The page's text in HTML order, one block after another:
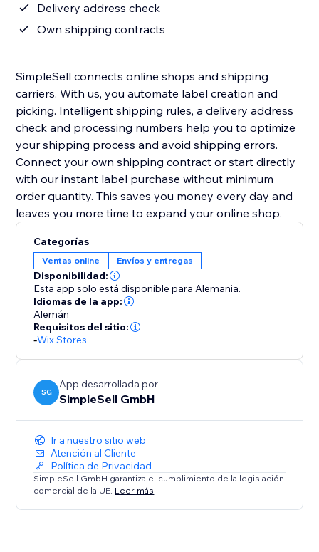
Delivery address check
Own shipping contracts
SimpleSell connects online shops and shipping
carriers. With us, you automate label creation and
picking. Intelligent shipping rules, a delivery address
check and processing numbers help you to optimize
your shipping process and avoid shipping errors.
Connect your own shipping contract or start directly
with our instant label purchase without minimum
order quantity. This saves you money every day and
leaves you more time to expand your online shop.
Categorías
Ventas online Envíos y entregas
Disponibilidad:
Esta app solo está disponible para Alemania.
Idiomas de la app:
Alemán
Requisitos del sitio:
-Wix Stores
SG
App desarrollada por
SimpleSell GmbH
Ir a nuestro sitio web
Atención al Cliente
Política de Privacidad
SimpleSell GmbH garantiza el cumplimiento de la legislación
comercial de la UE. Leer más